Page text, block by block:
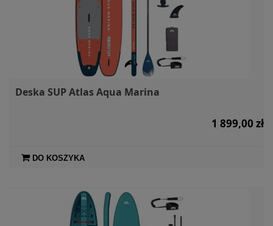
Deska SUP Atlas Aqua Marina
1 899,00 zł
DO KOSZYKA